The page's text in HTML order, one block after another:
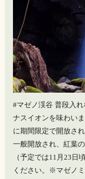
#マゼノ渓谷 普段入
ナスイオンを味わい
に期間限定で開放さ
一般開放され、紅葉
（予定では11月23日
ください。※マゼノ